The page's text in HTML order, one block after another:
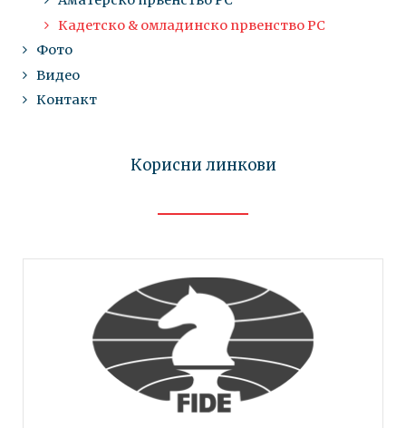
Кадетско & омладинско првенство РС
Фото
Видео
Контакт
Корисни линкови